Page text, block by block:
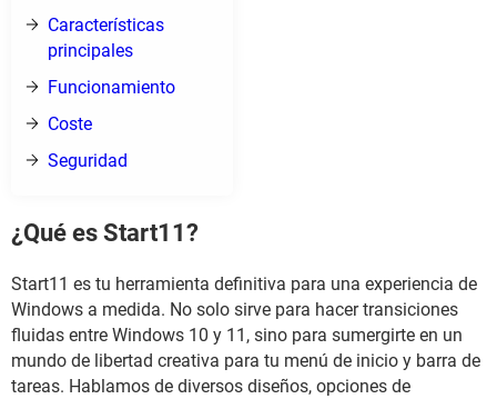
Características
principales
Funcionamiento
Coste
Seguridad
¿Qué es Start11?
Start11 es tu herramienta definitiva para una experiencia de
Windows a medida. No solo sirve para hacer transiciones
fluidas entre Windows 10 y 11, sino para sumergirte en un
mundo de libertad creativa para tu menú de inicio y barra de
tareas. Hablamos de diversos diseños, opciones de